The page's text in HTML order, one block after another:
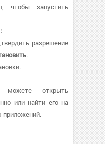
чтобы запустить
разрешение
.
можете открыть
или найти его на
приложений.